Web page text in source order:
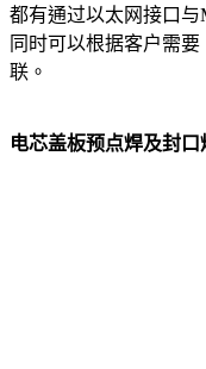
都有通过以太网接口与
同时可以根据客户需
联。
电芯盖板预点焊及封口